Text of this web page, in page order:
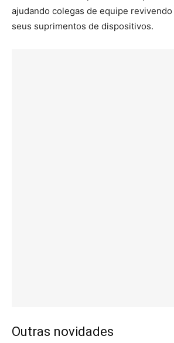
ajudando colegas de equipe
seus suprimentos de dispositivos.
Outras novidades